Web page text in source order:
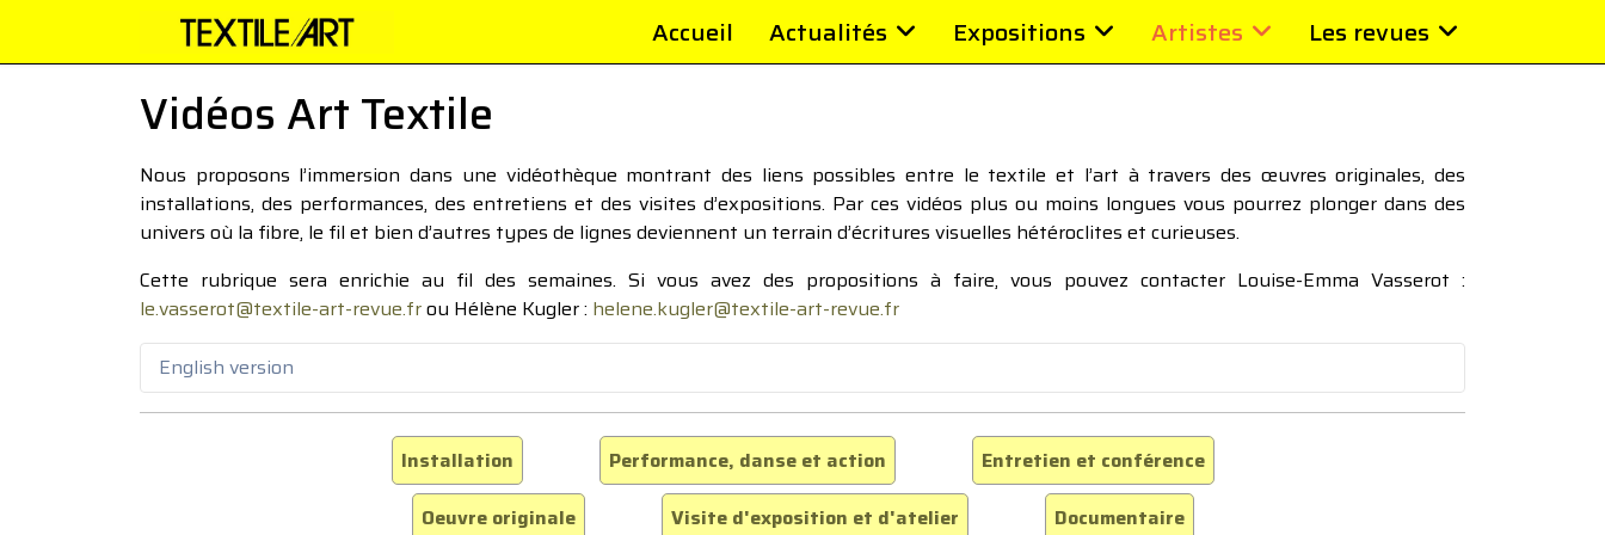
Accueil Actualités Expositions Artistes Les revues
Vidéos Art Textile
Nous proposons l’immersion dans une vidéothèque montrant des liens possibles entre le textile et l’art à travers des œuvres originales, des
installations, des performances, des entretiens et des visites d’expositions. Par ces vidéos plus ou moins longues vous pourrez plonger dans des
univers où la fibre, le fil et bien d’autres types de lignes deviennent un terrain d’écritures visuelles hétéroclites et curieuses.
Cette rubrique sera enrichie au fil des semaines. Si vous avez des propositions à faire, vous pouvez contacter Louise-Emma Vasserot :
le.vasserot@textile-art-revue.frou Hélène Kugler : helene.kugler@textile-art-revue.fr
English version
Installation Performance, danse et action
Entretien et conférence
Oeuvre originale
Visite d'exposition et d'atelier Documentaire